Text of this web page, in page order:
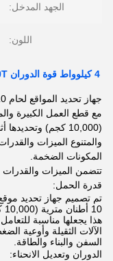
الجهد المدخل:
اللون:
4 كيلوواط قوة الدوران 10T محرك تحديد موقع لحام لقطع العمل الكبيرة
(10,000 كجم)
والمتنوع الميزات
المكونات الضخمة.
تتضمن الميزات والقدرات
قدرة الحمل:
تم تصميم جهاز تحديد
10 أطنان مترية (10,000 كجم).
هذا يجعلها مناسبة
الآلات الثقيلة وأوعية
السفن والبناء والطاقة.
الدوران وتعديل الانحناء: